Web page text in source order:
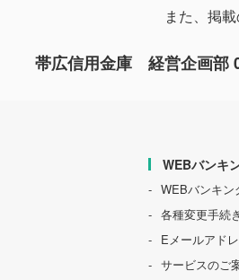
また、掲
帯広信用金庫 経営企画部
WEBバンキ
WEBバンキン
各種変更手続き
Eメールアド
サービスのご